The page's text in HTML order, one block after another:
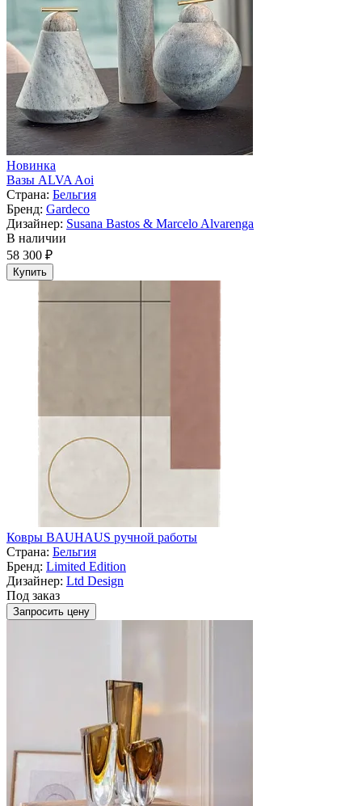
Новинка
Вазы ALVA Aoi
Страна: Бельгия
Бренд: Gardeco
Дизайнер: Susana Bastos & Marcelo Alvarenga
В наличии
58 300 ₽
Купить
Ковры BAUHAUS ручной работы
Страна: Бельгия
Бренд: Limited Edition
Дизайнер: Ltd Design
Под заказ
Запросить цену